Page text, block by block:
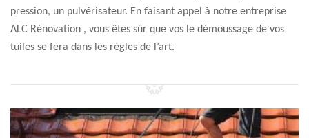
pression, un pulvérisateur. En faisant appel à notre entreprise
ALC Rénovation , vous êtes sûr que vos le démoussage de vos
tuiles se fera dans les règles de l’art.